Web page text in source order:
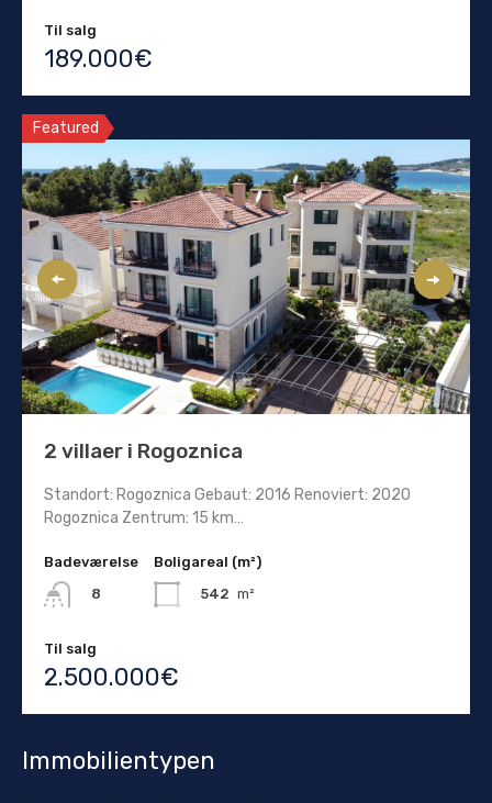
Til salg
189.000€
Featured
2 villaer i Rogoznica
Standort: Rogoznica Gebaut: 2016 Renoviert: 2020
Rogoznica Zentrum: 15 km…
Badeværelse
8
Boligareal (m²)
542 m²
Til salg
2.500.000€
Immobilientypen